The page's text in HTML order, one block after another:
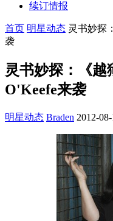
续订情报
首页 明星动态 灵书妙探
袭
灵书妙探：《越
O'Keefe来袭
明星动态 Braden 2012-